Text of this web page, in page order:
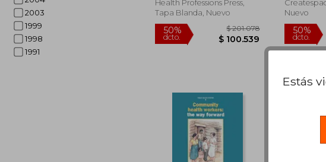
2003
1999
1998
1991
Health Professions Press,
Tapa Blanda, Nuevo
Homes,
(en
Nuevo
Estás